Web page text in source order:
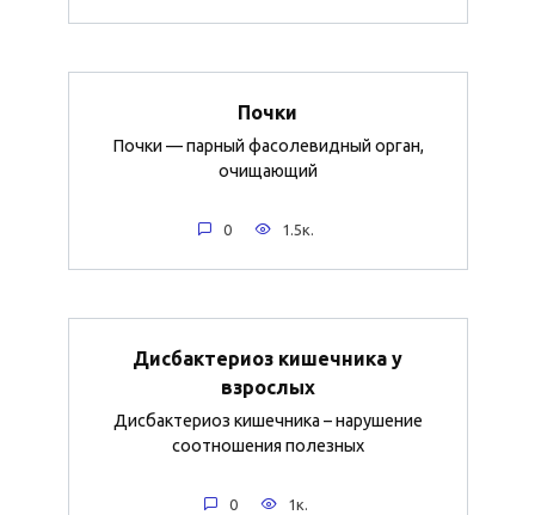
Почки
Почки — парный фасолевидный орган,
очищающий
0 1.5к.
Дисбактериоз кишечника у
взрослых
Дисбактериоз кишечника – нарушение
соотношения полезных
0 1к.